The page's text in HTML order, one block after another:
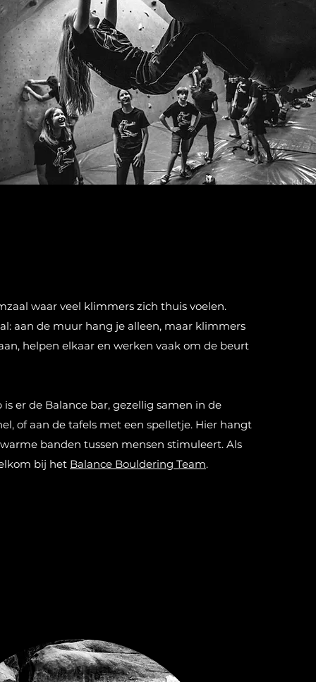
waar veel klimmers zich thuis voelen.
aan de muur hang je alleen, maar klimmers
helpen elkaar en werken vaak om de beurt
er de Balance bar, gezellig samen in de
of aan de tafels met een spelletje. Hier hangt
banden tussen mensen stimuleert. Als
bij het Balance Bouldering Team.